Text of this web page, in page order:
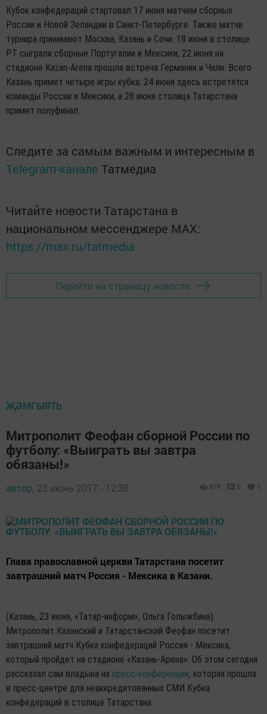
Кубок конфедераций стартовал 17 июня матчем сборных
России и Новой Зеландии в Санкт-Петербурге. Также матчи
турнира принимают Москва, Казань и Сочи. 18 июня в столице
РТ сыграли сборные Португалии и Мексики, 22 июня на
стадионе Kazan-Arena прошла встреча Германии и Чили. Всего
Казань примет четыре игры кубка: 24 июня здесь встретятся
команды России и Мексики, а 28 июня столица Татарстана
примет полуфинал.
Следите за самым важным и интересным в
Telegram-канале Татмедиа
Читайте новости Татарстана в
национальном мессенджере MАХ:
https://max.ru/tatmedia
Перейти на страницу новости
ҖӘМГЫЯТЬ
Митрополит Феофан сборной России по
футболу: «Выиграть вы завтра
обязаны!»
автор, 23 июнь 2017 - 12:38 876 0 0
Глава православной церкви Татарстана посетит
завтрашний матч Россия - Мексика в Казани.
(Казань, 23 июня, «Татар-информ», Ольга Голыжбина).
Митрополит Казанский и Татарстанский Феофан посетит
завтрашний матч Кубка конфедераций Россия - Мексика,
который пройдет на стадионе «Казань-Арена». Об этом сегодня
рассказал сам владыка на пресс-конференции, которая прошла
в пресс-центре для неаккредитованных СМИ Кубка
конфедераций в столице Татарстана.